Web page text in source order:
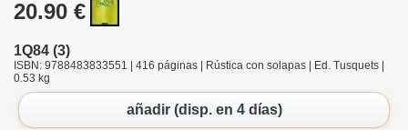
20.90 €
1Q84 (3)
ISBN: 9788483833551 | 416 páginas | Rústica con solapas | Ed. Tusquets |
0.53 kg
añadir (disp. en 4 días)